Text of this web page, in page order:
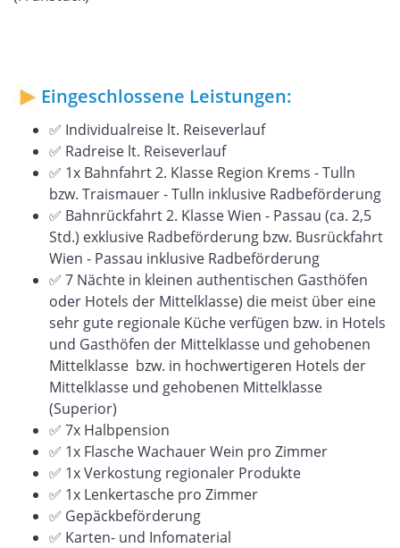
Eingeschlossene Leistungen:
✅ Individualreise lt. Reiseverlauf
✅ Radreise lt. Reiseverlauf
✅ 1x Bahnfahrt 2. Klasse Region Krems - Tulln
bzw. Traismauer - Tulln inklusive Radbeförderung
✅ Bahnrückfahrt 2. Klasse Wien - Passau (ca. 2,5
Std.) exklusive Radbeförderung bzw. Busrückfahrt
Wien - Passau inklusive Radbeförderung
✅ 7 Nächte in kleinen authentischen Gasthöfen
oder Hotels der Mittelklasse) die meist über eine
sehr gute regionale Küche verfügen bzw. in Hotels
und Gasthöfen der Mittelklasse und gehobenen
Mittelklasse bzw. in hochwertigeren Hotels der
Mittelklasse und gehobenen Mittelklasse
(Superior)
✅ 7x Halbpension
✅ 1x Flasche Wachauer Wein pro Zimmer
✅ 1x Verkostung regionaler Produkte
✅ 1x Lenkertasche pro Zimmer
✅ Gepäckbeförderung
✅ Karten- und Infomaterial